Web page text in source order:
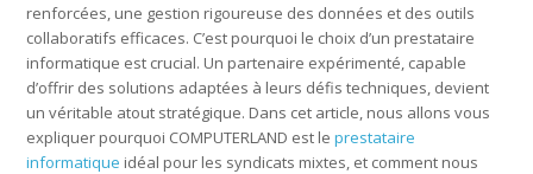
renforcées, une gestion rigoureuse des données et des outils
collaboratifs efficaces. C’est pourquoi le choix d’un prestataire
informatique est crucial. Un partenaire expérimenté, capable
d’offrir des solutions adaptées à leurs défis techniques, devient
un véritable atout stratégique. Dans cet article, nous allons vous
expliquer pourquoi COMPUTERLAND est leprestataire
informatique idéal pour les syndicats mixtes, et comment nous